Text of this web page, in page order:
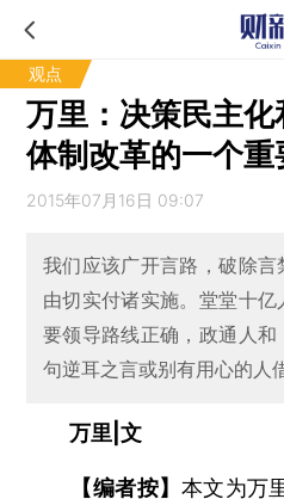
观点
万里：决策民主
体制改革的一个重
2015年07月16日 09:07
我们应该广开言路，破除
由切实付诸实施。堂堂十
要领导路线正确，政通人
句逆耳之言或别有用心的人
万里|文
【编者按】 本文为万